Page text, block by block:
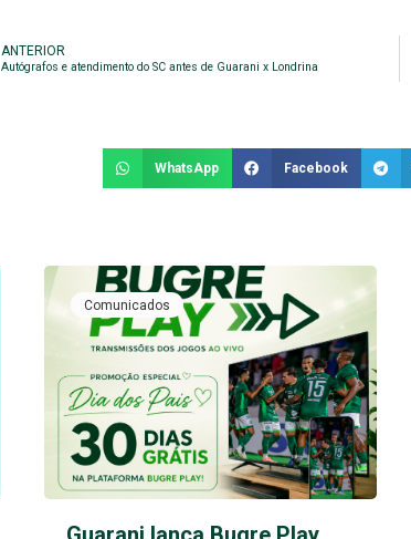
ANTERIOR
Autógrafos e atendimento do SC antes de Guarani x Londrina
WhatsApp Facebook
Comunicados